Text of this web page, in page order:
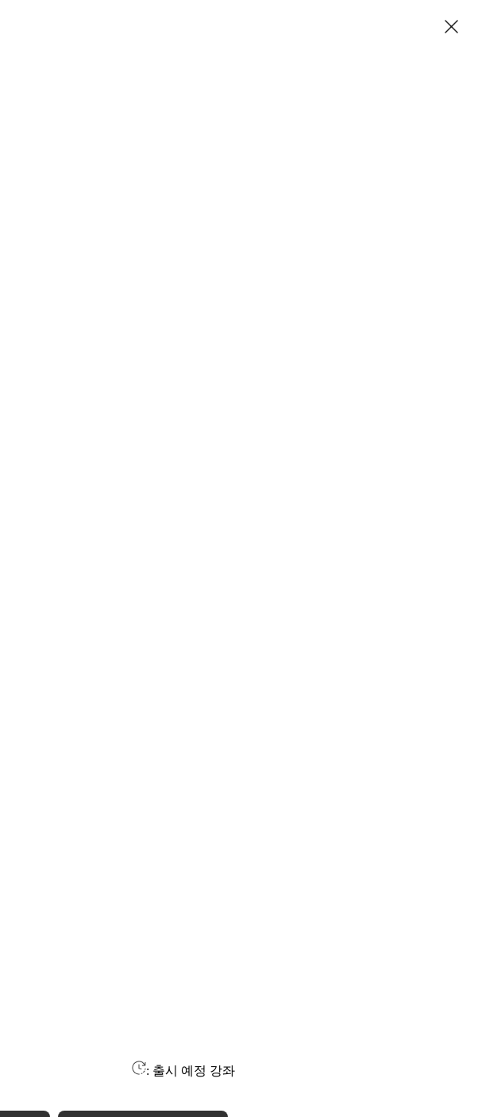
: 출시 예정 강좌